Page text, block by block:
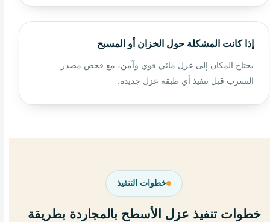
إذا كانت المشكلة حول الخزان أو المسبح
يحتاج المكان إلى عزل مائي قوي وآمن، مع فحص مصدر
التسرب قبل تنفيذ أي طبقة عزل جديدة.
خطوات التنفيذ
خطوات تنفيذ عزل الأسطح بالمجاردة بطريقة